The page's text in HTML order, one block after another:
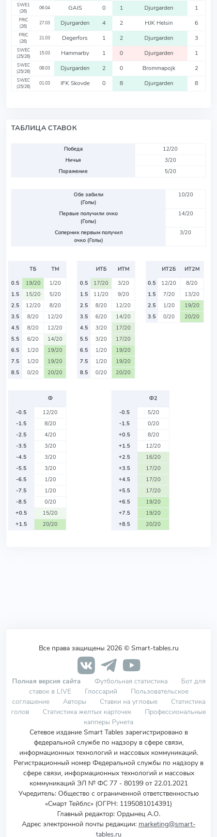
SWE1
(26)
06.04 GAIS 0 1 Djurgarden 1
FRIC
(26)
27.03 Djurgarden 4 2 HJK Helsin 6
FRIC
(26)
21.03 Degerfors 1 2 Djurgarden 3
SWEC
(25/26)
15.03 Hammarby 1 0 Djurgarden 1
SWEC
(25/26)
08.03 Djurgarden 2 0 Brommapojk 2
SWEC
(25/26)
01.03 IFK Skovde 0 8 Djurgarden 8
ТАБЛИЦА СТАВОК
Победа
12/20
Ничья
3/20
Поражение
5/20
Обе забили
(Голы)
10/20
Первые получили очко
(Голы)
14/20
Соперник первым получил
очко (Голы)
3/20
ТБ
ТМ
0.5
19/20
1/20
1.5
15/20
5/20
2.5
12/20
8/20
3.5
8/20
12/20
4.5
8/20
12/20
5.5
6/20
14/20
6.5
1/20
19/20
7.5
1/20
19/20
8.5
0/20 20/20
ИТБ
ИТМ
0.5
17/20
3/20
1.5
11/20
9/20
2.5
8/20
12/20
3.5
6/20
14/20
4.5
3/20
17/20
5.5
3/20
17/20
6.5
1/20
19/20
7.5
1/20
19/20
8.5
0/20 20/20
ИТ2Б
ИТ2М
0.5
12/20
8/20
1.5
7/20
13/20
2.5
1/20
19/20
3.5
0/20 20/20
Ф
-0.5
12/20
-1.5
8/20
-2.5
4/20
-3.5
3/20
-4.5
3/20
-5.5
3/20
-6.5
1/20
-7.5
1/20
-8.5
0/20
+0.5
15/20
+1.5
20/20
Ф2
-0.5
5/20
-1.5
0/20
+0.5
8/20
+1.5
12/20
+2.5
16/20
+3.5
17/20
+4.5
17/20
+5.5
17/20
+6.5
19/20
+7.5
19/20
+8.5
20/20
Все права защищены 2026 © Smart-tables.ru
Полная версия сайта Футбольная статистика
Бот для
ставок в LIVE
Глоссарий
Пользовательское
соглашение
Авторы Ставки на угловые
Статистика
голов
Статистика желтых карточек
Профессиональные
капперы Рунета
Сетевое издание Smart Tables зарегистрировано в
федеральной службе по надзору в сфере связи,
информационных технологий и массовых коммуникаций.
Регистрационный номер Федеральной службы по надзору в
сфере связи, информационных технологий и массовых
коммуникаций ЭЛ № ФС 77 - 80199 от 22.01.2021
Учредитель: Общество с ограниченной ответственностью
«Смарт Тейблс» (ОГРН: 1195081014391)
Главный редактор: Ордынец А.О.
Адрес электронной почты редакции: marketing@smart-
tables.ru